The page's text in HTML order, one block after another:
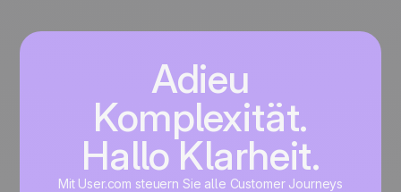
Adieu
Komplexität.
Hallo Klarheit.
Mit User.com steuern Sie alle Customer Journeys